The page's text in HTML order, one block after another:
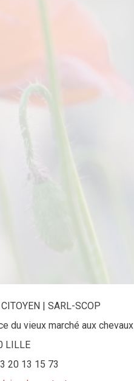
| SARL-SCOP
du vieux marché aux chevaux
LILLE
20 13 15 73